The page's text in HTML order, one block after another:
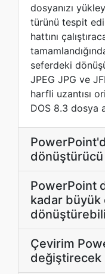
dosyanızı
türünü tespit
hattını
seferdeki
JPEG JPG ve
harfli uzantısı
DOS 8.3 dosya
PowerPoint
kadar büyük
Çevirim
değiştirecek